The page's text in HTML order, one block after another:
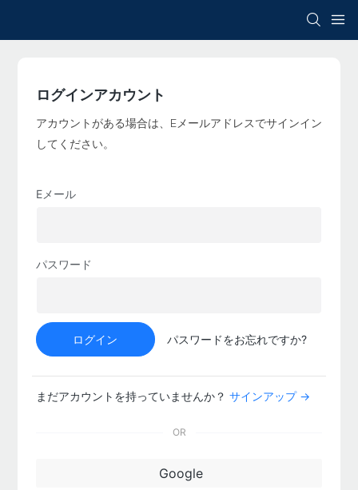
ログインアカウント
アカウントがある場合は、Eメールアドレスでサインイン
してください。
Eメール
パスワード
ログイン パスワードをお忘れですか?
まだアカウントを持っていませんか？ サインアップ →
OR
Google